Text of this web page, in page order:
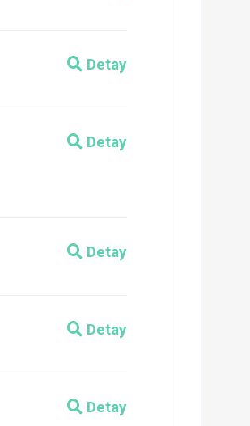
Detay
Detay
Detay
Detay
Detay